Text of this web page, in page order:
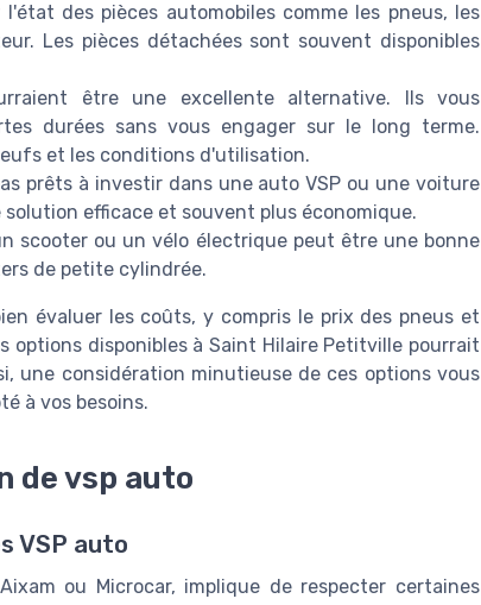
des pièces automobiles comme les pneus, les
Les pièces détachées sont souvent disponibles
être une excellente alternative. Ils vous
durées sans vous engager sur le long terme.
et les conditions d'utilisation.
prêts à investir dans une auto VSP ou une voiture
efficace et souvent plus économique.
scooter ou un vélo électrique peut être une bonne
de petite cylindrée.
évaluer les coûts, y compris le prix des pneus et
options disponibles à Saint Hilaire Petitville pourrait
une considération minutieuse de ces options vous
à vos besoins.
de vsp auto
VSP auto
ou Microcar, implique de respecter certaines